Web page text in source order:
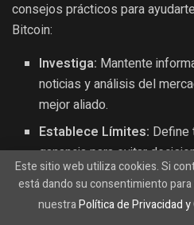
consejos prácticos para
Bitcoin:
Investiga: Mantente
noticias y análisis del
mejor aliado.
Establece Límites: Define
ganancia para evitar
Diversifica:No pongas
criptomoneda. La
Este sitio web utiliza cookies. Si
está dando su consentimiento
nuestraPolítica de Privacidad y